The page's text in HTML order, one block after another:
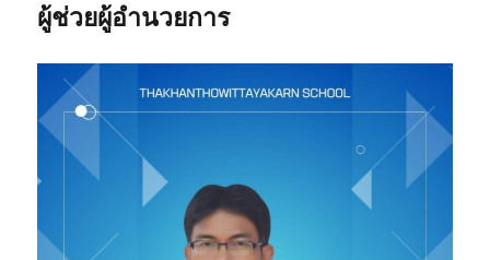
ผู้ช่วยผู้อำนวยการ